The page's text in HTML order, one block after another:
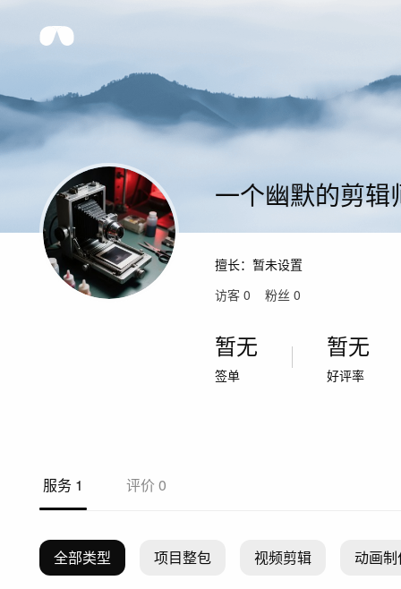
一个幽默的剪辑
擅长： 暂未设置
访客 0 粉丝 0
暂无
签单
暂无
好评率
服务 1 评价 0
全部类型 项目整包 视频剪辑 动画制